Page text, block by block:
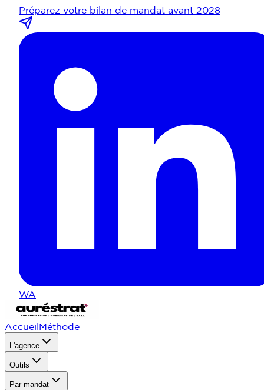
Préparez votre bilan de mandat avant 2028
WA
AccueilMéthode
L'agence
Outils
Par mandat